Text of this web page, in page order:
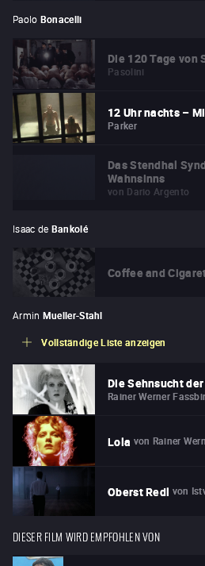
Paolo Bonacelli
Die 120 Tage von
Pasolini
12 Uhr nachts –
Parker
Das Stendhal
Wahnsinns
von Dario Argento
Isaac de Bankolé
Coffee and
Armin Mueller-Stahl
Vollständige Liste anzeigen
Die Sehnsucht
Rainer Werner
Lola von Rainer
Oberst Redl von
DIESER FILM WIRD EMPFOHLEN VON